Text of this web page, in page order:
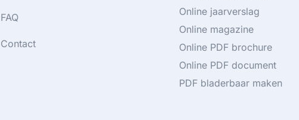
FAQ
Contact
Online jaarverslag
Online magazine
Online PDF brochure
Online PDF document
PDF bladerbaar maken